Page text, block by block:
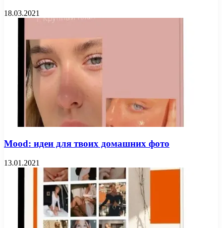
18.03.2021
Mood: идеи для твоих домашних фото
13.01.2021